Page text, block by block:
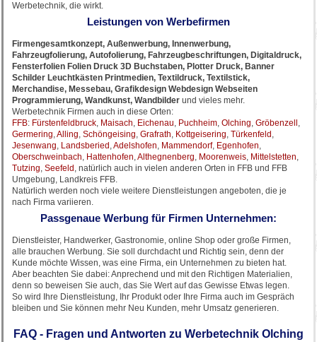
Werbetechnik, die wirkt.
Leistungen von Werbefirmen
Firmengesamtkonzept, Außenwerbung, Innenwerbung,
Fahrzeugfolierung, Autofolierung, Fahrzeugbeschriftungen, Digitaldruck,
Fensterfolien Folien Druck 3D Buchstaben, Plotter Druck, Banner
Schilder Leuchtkästen Printmedien, Textildruck, Textilstick,
Merchandise, Messebau, Grafikdesign Webdesign Webseiten
Programmierung, Wandkunst, Wandbilder und vieles mehr.
Werbetechnik Firmen auch in diese Orten:
FFB: Fürstenfeldbruck, Maisach, Eichenau, Puchheim, Olching, Gröbenzell ,
Germering,Alling, Schöngeising, Grafrath, Kottgeisering, Türkenfeld ,
Jesenwang, Landsberied ,Adelshofen, Mammendorf, Egenhofen,
Oberschweinbach, Hattenhofen,Althegnenberg, Moorenweis, Mittelstetten,
Tutzing, Seefeld , natürlich auch in vielen anderen Orten in FFB und FFB
Umgebung, Landkreis FFB.
Natürlich werden noch viele weitere Dienstleistungen angeboten, die je
nach Firma variieren.
Passgenaue Werbung für Firmen Unternehmen:
Dienstleister, Handwerker, Gastronomie, online Shop oder große Firmen,
alle brauchen Werbung. Sie soll durchdacht und Richtig sein, denn der
Kunde möchte Wissen, was eine Firma, ein Unternehmen zu bieten hat.
Aber beachten Sie dabei: Anprechend und mit den Richtigen Materialien,
denn so beweisen Sie auch, das Sie Wert auf das Gewisse Etwas legen.
So wird Ihre Dienstleistung, Ihr Produkt oder Ihre Firma auch im Gespräch
bleiben und Sie können mehr Neu Kunden, mehr Umsatz generieren.
FAQ - Fragen und Antworten zu Werbetechnik Olching